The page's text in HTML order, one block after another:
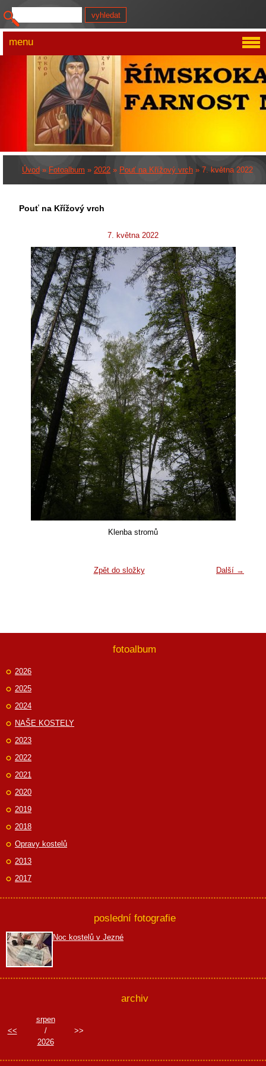
Úvod » Fotoalbum » 2022 » Pouť na Křížový vrch » 7. května 2022
Pouť na Křížový vrch
7. května 2022
Klenba stromů
Další →
Zpět do složky
menu
fotoalbum
2026
2025
2024
NAŠE KOSTELY
2023
2022
2021
2020
2019
2018
Opravy kostelů
2013
2017
poslední fotografie
Noc kostelů v Jezné
archiv
<<
srpen
/
2026
>>